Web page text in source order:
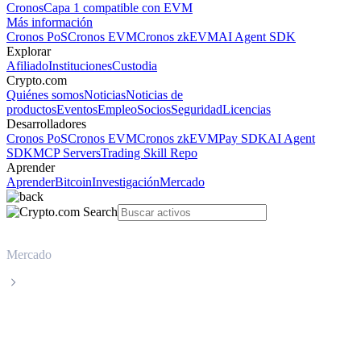
CronosCapa 1 compatible con EVM
Más información
Cronos PoSCronos EVMCronos zkEVMAI Agent SDK
Explorar
AfiliadoInstitucionesCustodia
Crypto.com
Quiénes somosNoticiasNoticias de
productosEventosEmpleoSociosSeguridadLicencias
Desarrolladores
Cronos PoSCronos EVMCronos zkEVMPay SDKAI Agent
SDKMCP ServersTrading Skill Repo
Aprender
AprenderBitcoinInvestigaciónMercado
Mercado